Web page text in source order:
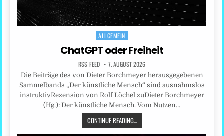
Posted
in
ALLGEMEIN
ChatGPT oder Freiheit
RSS-FEED 7. AUGUST 2026
Die Beiträge des von Dieter Borchmeyer herausgegebenen
Sammelbands „Der künstliche Mensch“ sind ausnahmslos
instruktivRezension von Rolf Löchel zuDieter Borchmeyer
(Hg.): Der künstliche Mensch. Vom Nutzen…
CONTINUE READING...